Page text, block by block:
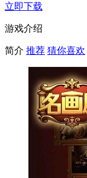
立即下载
游戏介绍
简介 推荐 猜你喜欢